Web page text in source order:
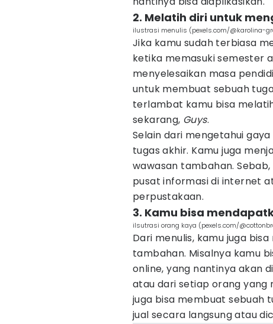
2. Melatih diri untuk
ilustrasi menulis (pexels.com/@karolina-
Jika kamu sudah terbiasa
ketika memasuki semester
menyelesaikan masa
untuk membuat sebuah
terlambat kamu bisa
sekarang, Guys.
Selain dari mengetahui
tugas akhir. Kamu juga
wawasan tambahan.
pusat informasi di internet
perpustakaan.
3. Kamu bisa
ilsutrasi orang kaya (pexels.com/
Dari menulis, kamu juga
tambahan. Misalnya kamu
online, yang nantinya akan
atau dari setiap orang yang
juga bisa membuat sebuah
jual secara langsung atau